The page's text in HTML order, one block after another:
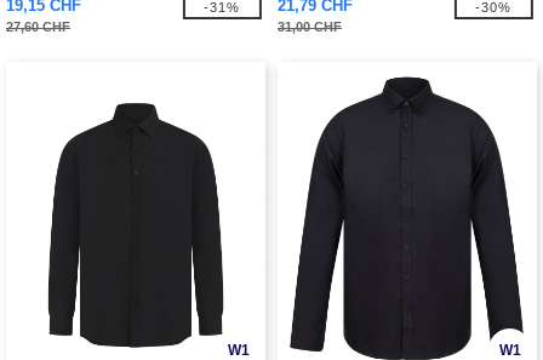
19,15 CHF
27,60 CHF
-31% 21,79 CHF
31,00 CHF
-30%
W1 W1